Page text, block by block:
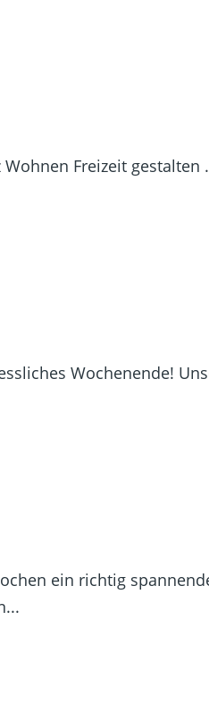
Wohnen Freizeit
Wochenende!
ein richtig